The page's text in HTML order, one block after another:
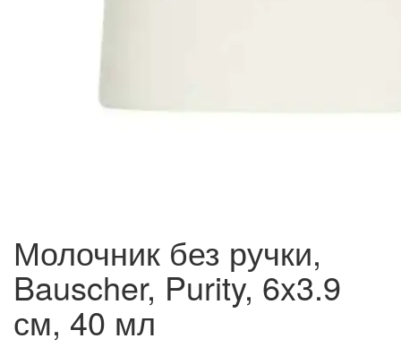
Молочник без ручки,
Bauscher, Purity, 6x3.9
см, 40 мл